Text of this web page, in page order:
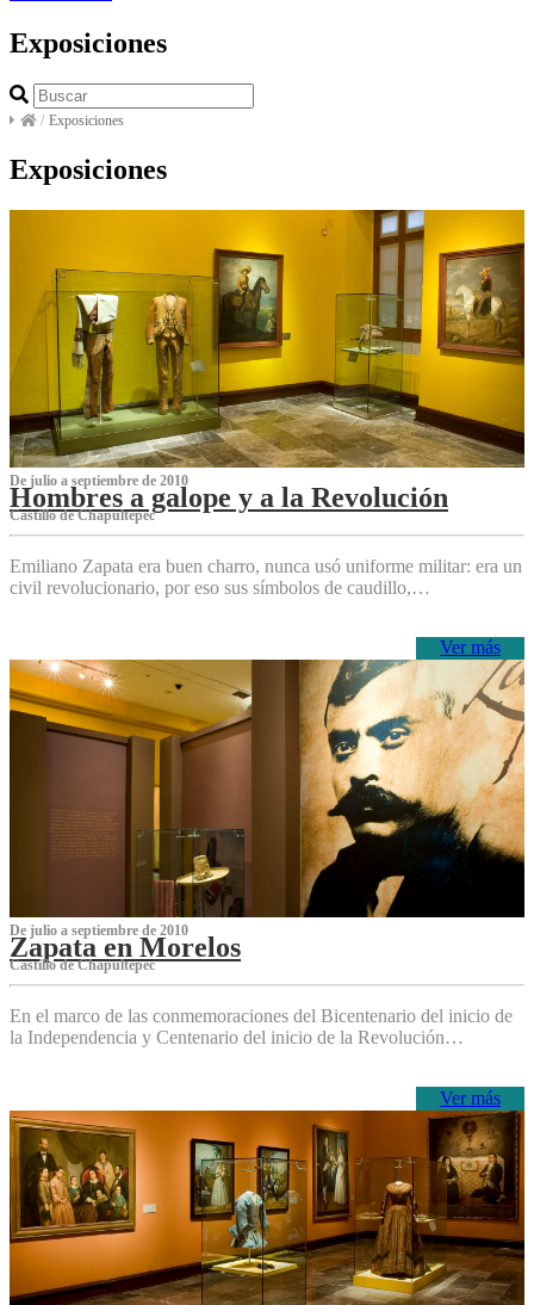
Exposiciones
/ Exposiciones
Exposiciones
De julio a septiembre de 2010
Hombres a galope y a la Revolución
Castillo de Chapultepec
Emiliano Zapata era buen charro, nunca usó uniforme militar: era un
civil revolucionario, por eso sus símbolos de caudillo,…
Ver más
De julio a septiembre de 2010
Zapata en Morelos
Castillo de Chapultepec
En el marco de las conmemoraciones del Bicentenario del inicio de
la Independencia y Centenario del inicio de la Revolución…
Ver más